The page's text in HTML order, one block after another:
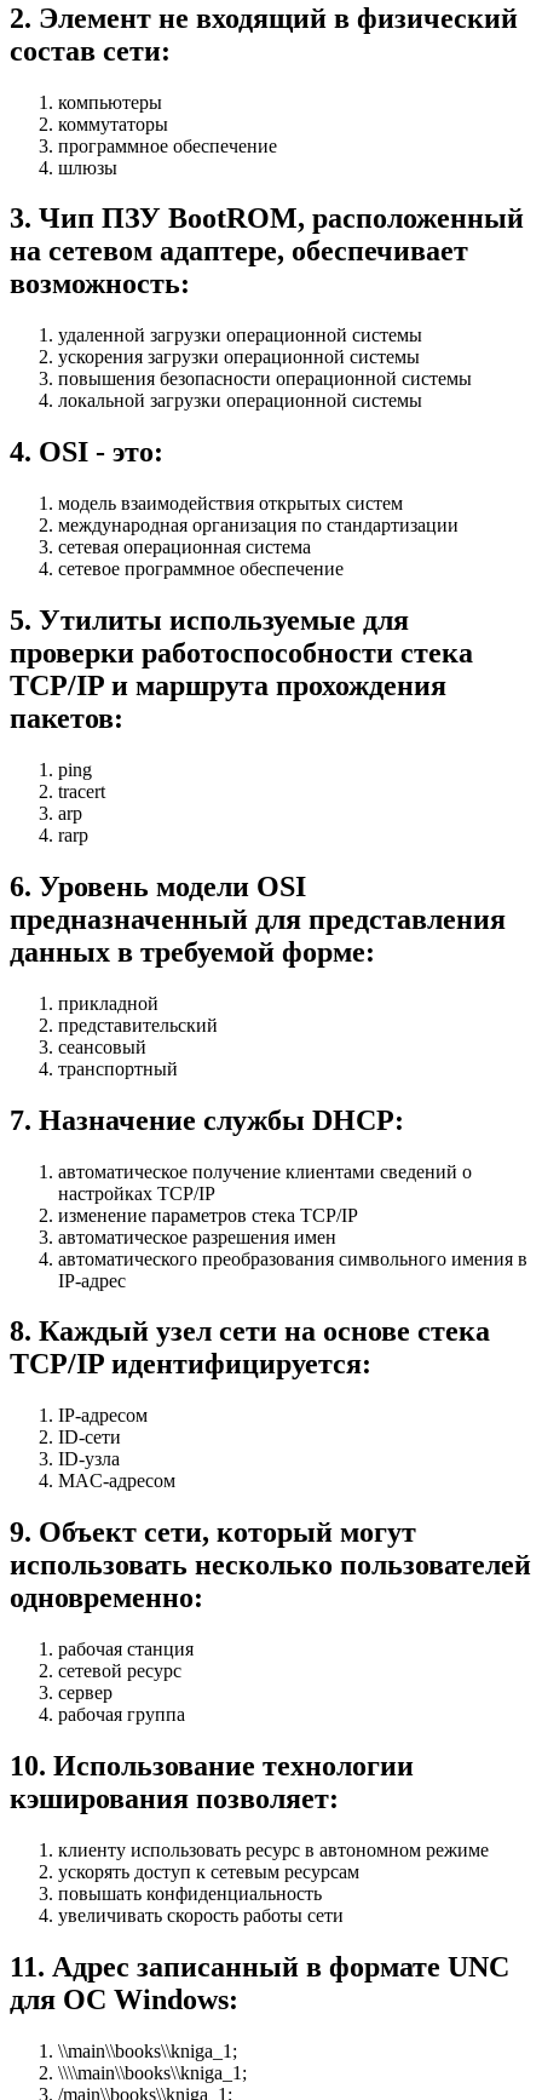
2. Элемент не входящий в физический
состав сети:
компьютеры
коммутаторы
программное обеспечение
шлюзы
3. Чип ПЗУ BootROM, расположенный
на сетевом адаптере, обеспечивает
возможность:
удаленной загрузки операционной системы
ускорения загрузки операционной системы
повышения безопасности операционной системы
локальной загрузки операционной системы
4. OSI - это:
модель взаимодействия открытых систем
международная организация по стандартизации
сетевая операционная система
сетевое программное обеспечение
5. Утилиты используемые для
проверки работоспособности стека
TCP/IP и маршрута прохождения
пакетов:
ping
tracert
arp
rarp
6. Уровень модели OSI
предназначенный для представления
данных в требуемой форме:
прикладной
представительский
сеансовый
транспортный
7. Назначение службы DHCP:
автоматическое получение клиентами сведений о
настройках TCP/IP
изменение параметров стека TCP/IP
автоматическое разрешения имен
автоматического преобразования символьного имения в
IP-адрес
8. Каждый узел сети на основе стека
TCP/IP идентифицируется:
IP-адресом
ID-сети
ID-узла
MAC-адресом
9. Объект сети, который могут
использовать несколько пользователей
одновременно:
рабочая станция
сетевой ресурс
сервер
рабочая группа
10. Использование технологии
кэширования позволяет:
клиенту использовать ресурс в автономном режиме
ускорять доступ к сетевым ресурсам
повышать конфиденциальность
увеличивать скорость работы сети
11. Адрес записанный в формате UNC
для ОС Windows:
\\main\\books\\kniga_1;
\\\\main\\books\\kniga_1;
/main\\books\\kniga_1;